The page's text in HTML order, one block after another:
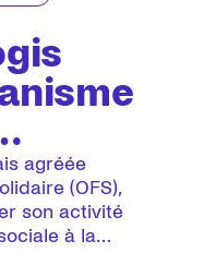
agréée
(OFS),
son activité
à la